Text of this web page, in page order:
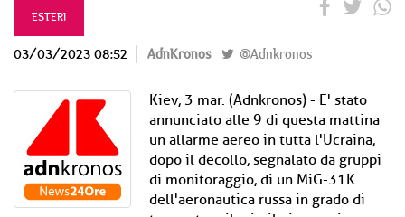
ESTERI
03/03/2023 08:52 AdnKronos @Adnkronos
Kiev, 3 mar. (Adnkronos) - E' stato
annunciato alle 9 di questa mattina
un allarme aereo in tutta l'Ucraina,
dopo il decollo, segnalato da gruppi
di monitoraggio, di un MiG-31K
dell'aeronautica russa in grado di